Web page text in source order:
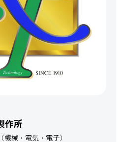
作所
機械・電気・電子）